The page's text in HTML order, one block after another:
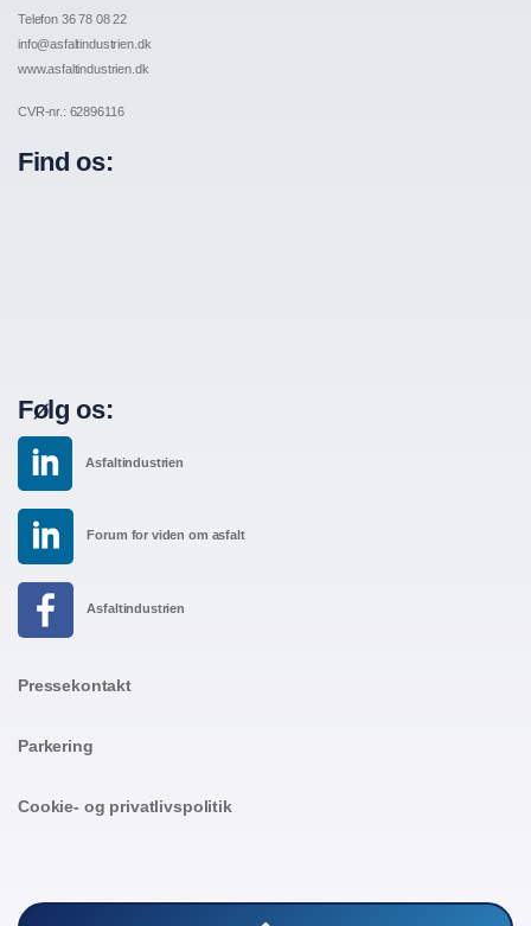
Telefon 36 78 08 22
info@asfaltindustrien.dk
www.asfaltindustrien.dk
CVR-nr.: 62896116
Find os:
Følg os:
Asfaltindustrien
Forum for viden om asfalt
Asfaltindustrien
Pressekontakt
Parkering
Cookie- og privatlivspolitik